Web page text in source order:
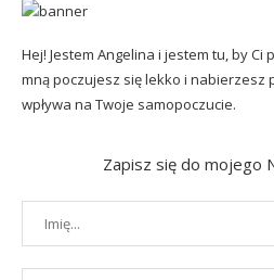
Hej! Jestem Angelina i jestem tu, by Ci
mną poczujesz się lekko i nabierzesz
wpływa na Twoje samopoczucie.
Zapisz się do mojego